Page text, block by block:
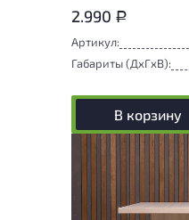
2.990 Р
Артикул:
Габариты (ДxГxВ):
В корзину